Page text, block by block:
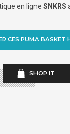
en ligne SNKRS
CES PUMA BASKET
SHOP IT